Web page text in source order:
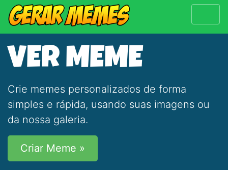
VER MEME
Crie memes personalizados de forma
simples e rápida, usando suas imagens ou
da nossa galeria.
Criar Meme »